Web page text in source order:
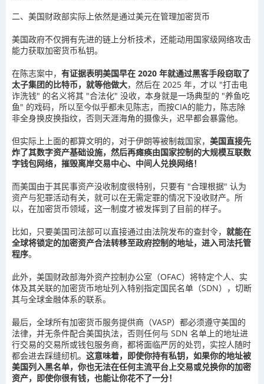
二、美国财政部实际上依然是通过美元在管理加密货币
美国政府不仅拥有先进的链上分析技术，还能动用国家级网络攻击
能力获取加密货币私钥。
在陈志案中， 有证据表明美国早在 2020 年就通过黑客手段窃取了
太子集团的比特币，就等他做大，然后在 2025 年，才以 "打击电
诈洗钱" 的名义将其 "合法化" 没收，本身就是一场典型的 "养鱼吃
鱼" 的戏码，所以至今似乎都未见陈志，而按CIA的能力，陈志除
非全身换皮换指纹，否则天涯海角的摄像头，迟早都会暴露他。
但实际上上面的都算文明的，对于伊朗等被制裁国家， 美国直接先
炸了其数字资产基础设施，然后再瘫痪由国家控制的大规模互联数
字钱包网络，摧毁离岸交易中心、中间人兑换网络！
而美国由于其民事资产没收制度很特别，只要有 "合理根据" 认为
资产与犯罪活动有关，就可以在无需定罪的情况下没收财产。所
以，在加密货币领域，这一制度才被发挥到了目前的样子。
比如，只要美国司法部可以直接通过由法院发布的查封令， 就能在
全球将锁定的加密资产合法转移至政府控制的地址，进入司法托管
程序。
此外，美国财政部海外资产控制办公室（OFAC）将特定个人、实
体及其关联的加密货币地址列入特别指定国民名单（SDN），切断
其与全球金融体系的联系。
最后，全球所有加密货币服务提供商（VASP）都必须遵守美国的
法律，并无条件配合美国执法，否则任何与 SDN 名单上的地址进
行交易的交易所或钱包服务商，都将面临严厉的处罚，实控人随时
都会进去踩缝纫机。 这意味着，即使你持有私钥，如果你的地址被
美国列入黑名单，你也无法在任何主流平台上交易或兑换你的加密
资产，即使你很有钱，也能让你花不了一分！